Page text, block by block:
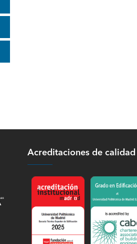
Acreditaciones de calidad